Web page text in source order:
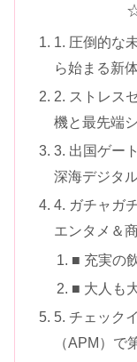
1. 圧倒的な
ら始まる新
2. ストレス
機と最先端
3. 出国ゲー
深海デジタ
4. ガチャガ
エンタメ＆
■ 充実の
■ 大人も
5. チェック
（APM）で